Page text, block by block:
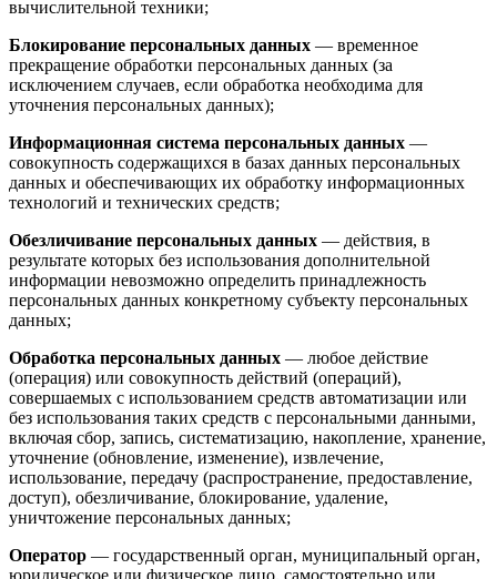
вычислительной техники;
Блокирование персональных данных — временное
прекращение обработки персональных данных (за
исключением случаев, если обработка необходима для
уточнения персональных данных);
Информационная система персональных данных —
совокупность содержащихся в базах данных персональных
данных и обеспечивающих их обработку информационных
технологий и технических средств;
Обезличивание персональных данных — действия, в
результате которых без использования дополнительной
информации невозможно определить принадлежность
персональных данных конкретному субъекту персональных
данных;
Обработка персональных данных — любое действие
(операция) или совокупность действий (операций),
совершаемых с использованием средств автоматизации или
без использования таких средств с персональными данными,
включая сбор, запись, систематизацию, накопление, хранение,
уточнение (обновление, изменение), извлечение,
использование, передачу (распространение, предоставление,
доступ), обезличивание, блокирование, удаление,
уничтожение персональных данных;
Оператор — государственный орган, муниципальный орган,
юридическое или физическое лицо, самостоятельно или